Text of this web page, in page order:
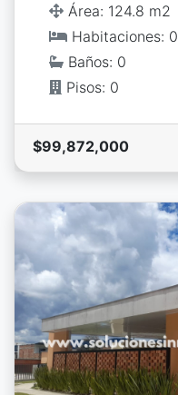
Área: 124.8 m2
Habitaciones: 0
Baños: 0
Pisos: 0
$99,872,000